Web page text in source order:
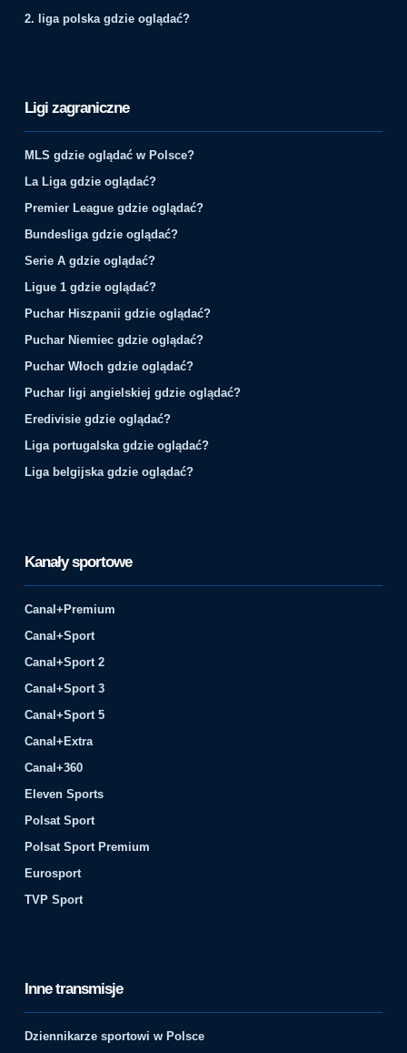
2. liga polska gdzie oglądać?
Ligi zagraniczne
MLS gdzie oglądać w Polsce?
La Liga gdzie oglądać?
Premier League gdzie oglądać?
Bundesliga gdzie oglądać?
Serie A gdzie oglądać?
Ligue 1 gdzie oglądać?
Puchar Hiszpanii gdzie oglądać?
Puchar Niemiec gdzie oglądać?
Puchar Włoch gdzie oglądać?
Puchar ligi angielskiej gdzie oglądać?
Eredivisie gdzie oglądać?
Liga portugalska gdzie oglądać?
Liga belgijska gdzie oglądać?
Kanały sportowe
Canal+Premium
Canal+Sport
Canal+Sport 2
Canal+Sport 3
Canal+Sport 5
Canal+Extra
Canal+360
Eleven Sports
Polsat Sport
Polsat Sport Premium
Eurosport
TVP Sport
Inne transmisje
Dziennikarze sportowi w Polsce